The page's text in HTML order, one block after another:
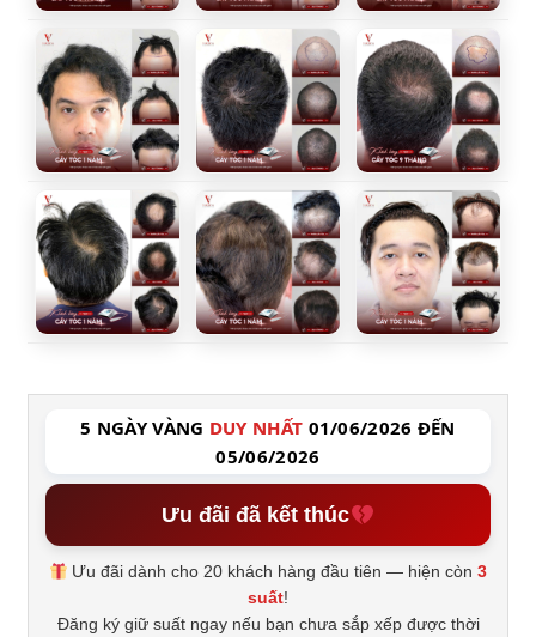
5 NGÀY VÀNG DUY NHẤT 01/06/2026 ĐẾN
05/06/2026
Ưu đãi đã kết thúc
Ưu đãi dành cho 20 khách hàng đầu tiên — hiện còn3
suất!
Đăng ký giữ suất ngay nếu bạn chưa sắp xếp được thời